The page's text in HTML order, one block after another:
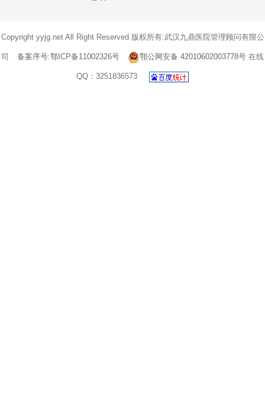
Copyright yyjg.net All Right Reserved 版权所有:武汉九鼎医院管理顾问有限公
司 备案序号:鄂ICP备11002326号 鄂公网安备 42010602003778号 在线
QQ：3251836573